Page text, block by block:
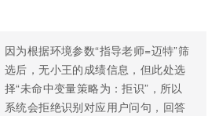
因为根据环境参数“指导老师=迈特”筛
选后，无小王的成绩信息，但此处选
择“未命中变量策略为：拒识”，所以
系统会拒绝识别对应用户问句，回答